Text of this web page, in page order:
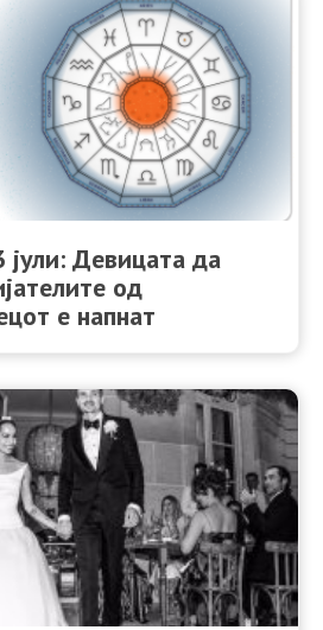
јули: Девицата да
од
е напнат